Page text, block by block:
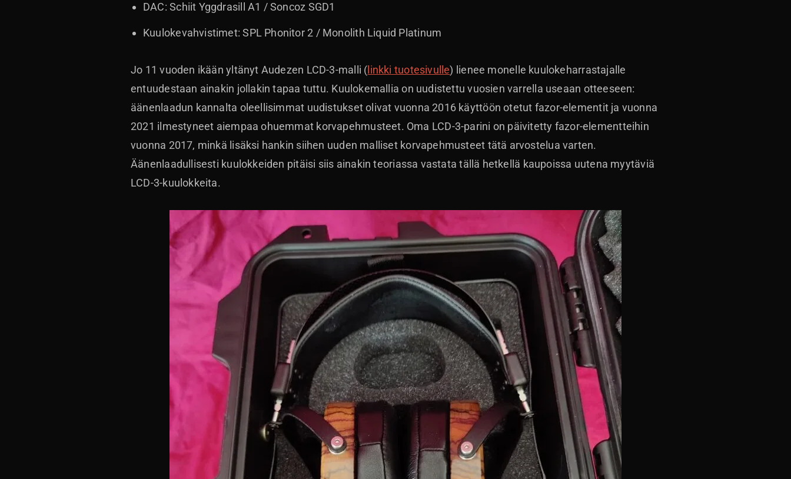
DAC: Schiit Yggdrasill A1 / Soncoz SGD1
Kuulokevahvistimet: SPL Phonitor 2 / Monolith Liquid Platinum
Jo 11 vuoden ikään yltänyt Audezen LCD-3-malli ( linkki tuotesivulle) lienee monelle kuulokeharrastajalle
entuudestaan ainakin jollakin tapaa tuttu. Kuulokemallia on uudistettu vuosien varrella useaan otteeseen:
äänenlaadun kannalta oleellisimmat uudistukset olivat vuonna 2016 käyttöön otetut fazor-elementit ja vuonna
2021 ilmestyneet aiempaa ohuemmat korvapehmusteet. Oma LCD-3-parini on päivitetty fazor-elementteihin
vuonna 2017, minkä lisäksi hankin siihen uuden malliset korvapehmusteet tätä arvostelua varten.
Äänenlaadullisesti kuulokkeiden pitäisi siis ainakin teoriassa vastata tällä hetkellä kaupoissa uutena myytäviä
LCD-3-kuulokkeita.